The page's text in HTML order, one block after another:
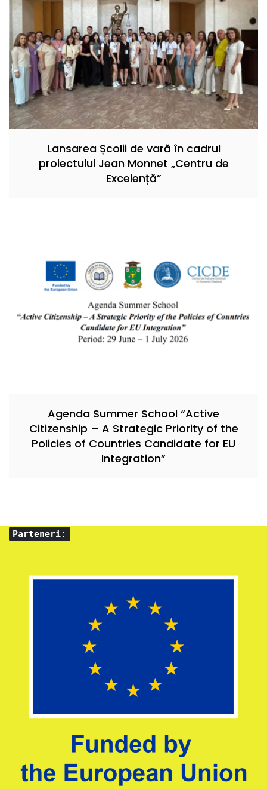
Lansarea Școlii de vară în cadrul
proiectului Jean Monnet „Centru de
Excelență”
Agenda Summer School “Active
Citizenship – A Strategic Priority of the
Policies of Countries Candidate for EU
Integration”
Parteneri: